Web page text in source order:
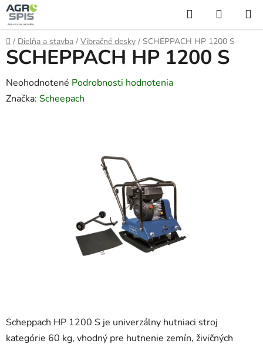
Prejsť
na
obsah
Hľadať
KOŠÍK
Domov
/ Dielňa a stavba / Vibračné desky / SCHEPPACH HP 1200 S
Scheppach HP 1200 S je univerzálny hutniaci stroj
kategórie 60 kg, vhodný pre hutnenie zemín, živičných
SCHEPPACH HP 1200 S
Priemerné
hodnotenie
Neohodnotené Podrobnosti hodnotenia
Značka: Scheepach